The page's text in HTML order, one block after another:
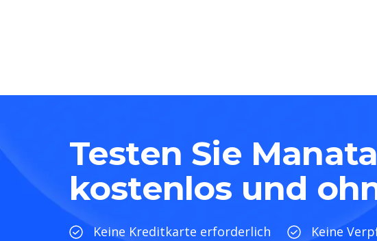
Testen Sie
kostenlos und
Keine Kreditkarte erforderlich Keine